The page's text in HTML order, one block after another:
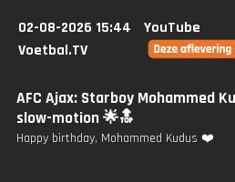
02-08-2026 15:44
YouTube
Voetbal.TV
AFC Ajax: Starboy Mohammed
slow-motion 🌟🔝
Happy birthday, Mohammed Kudus ❤️